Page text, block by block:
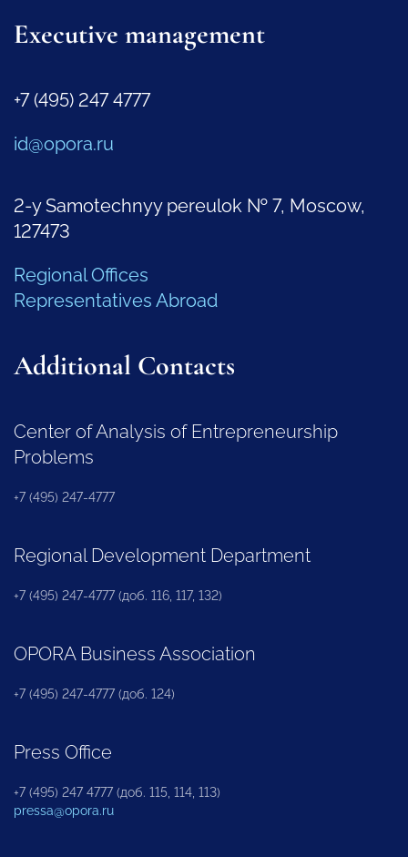
Executive management
+7 (495) 247 4777
id@opora.ru
2-y Samotechnyy pereulok № 7, Moscow,
127473
Regional Offices
Representatives Abroad
Additional Contacts
Center of Analysis of Entrepreneurship
Problems
+7 (495) 247-4777
Regional Development Department
+7 (495) 247-4777 (доб. 116, 117, 132)
OPORA Business Association
+7 (495) 247-4777 (доб. 124)
Press Office
+7 (495) 247 4777 (доб. 115, 114, 113)
pressa@opora.ru